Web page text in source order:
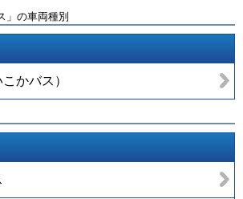
」の車両種別
かバス）